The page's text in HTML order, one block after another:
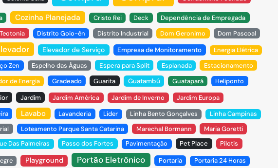
Cozinha Planejada Cristo Rei Deck
Dependência de Empregada
Distrito Goio-ên Distrito Industrial Dom Geronimo Dom Pascoal
Elevador de Serviço Empresa de Monitoramento
Energia Elétrica
Zen Espelho das Águas Espera para Split Esplanada
Estacionamento
de Energia Gradeado Guarita Guatambú Guatapará
Heliponto
Jardim Jardim América Jardim de Inverno
Jardim Europa
Lavabo Lavanderia Líder Linha Bento Gonçalves
Linha Campinas
Loteamento Parque Santa Catarina Marechal Bormann Maria Goretti
Das Palmeiras Passo dos Fortes Pavimentação Pet Place Pilotis
Playground Portão Eletrônico Portaria
Portaria 24 Horas